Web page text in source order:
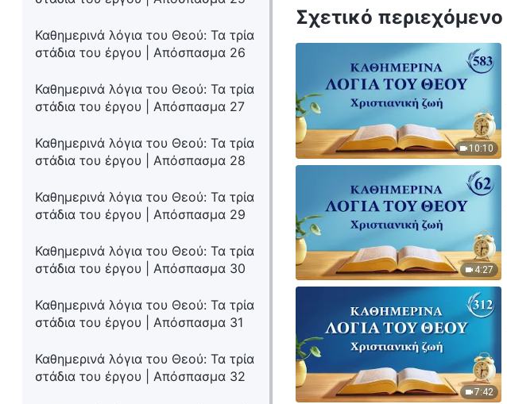
Καθημερινά λόγια του Θεού: Τα τρία
στάδια του έργου | Απόσπασμα 26
Καθημερινά λόγια του Θεού: Τα τρία
στάδια του έργου | Απόσπασμα 27
Καθημερινά λόγια του Θεού: Τα τρία
στάδια του έργου | Απόσπασμα 28
Καθημερινά λόγια του Θεού: Τα τρία
στάδια του έργου | Απόσπασμα 29
Καθημερινά λόγια του Θεού: Τα τρία
στάδια του έργου | Απόσπασμα 30
Καθημερινά λόγια του Θεού: Τα τρία
στάδια του έργου | Απόσπασμα 31
Καθημερινά λόγια του Θεού: Τα τρία
στάδια του έργου | Απόσπασμα 32
Σχετικό περιεχόμενο
10:10
4:27
7:42